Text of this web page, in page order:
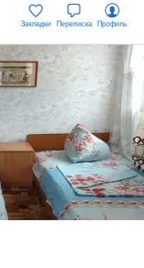
Закладки Переписка Профиль